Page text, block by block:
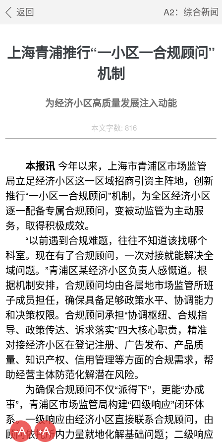
返回 A2：综合新闻
上海青浦推行“一小区一合规顾问”
机制
为经济小区高质量发展注入动能
本文字数: 816
本报讯今年以来，上海市青浦区市场监管
局立足经济小区这一区域招商引资主阵地，创新
推行“一小区一合规顾问”机制，为全区经济小区
逐一配备专属合规顾问，变被动监管为主动服
务，取得积极成效。
“以前遇到合规难题，往往不知道该找哪个
科室。现在有了合规顾问，一次对接就能解决全
域问题。”青浦区某经济小区负责人感慨道。根
据机制安排，合规顾问均由各属地市场监管所班
子成员担任，确保具备足够政策水平、协调能力
和决策权限。合规顾问承担“协调枢纽、合规指
导、政策传达、诉求落实”四大核心职责，精准
对接经济小区在登记注册、广告发布、产品质
量、知识产权、信用管理等方面的合规需求，帮
助经营主体防范化解潜在风险。
为确保合规顾问不仅“派得下”，更能“办成
事”，青浦区市场监管局构建“四级响应”闭环体
系。一级响应由经济小区直接联系合规顾问，由
顾问依托所内力量就地化解基础问题；二级响应